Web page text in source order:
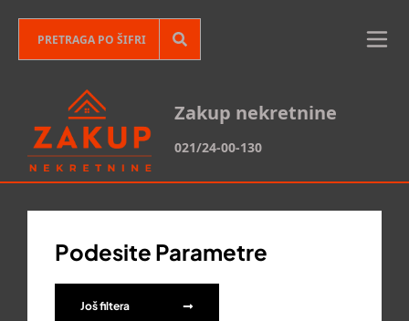
Zakup nekretnine
021/24-00-130
Podesite Parametre
Još filtera